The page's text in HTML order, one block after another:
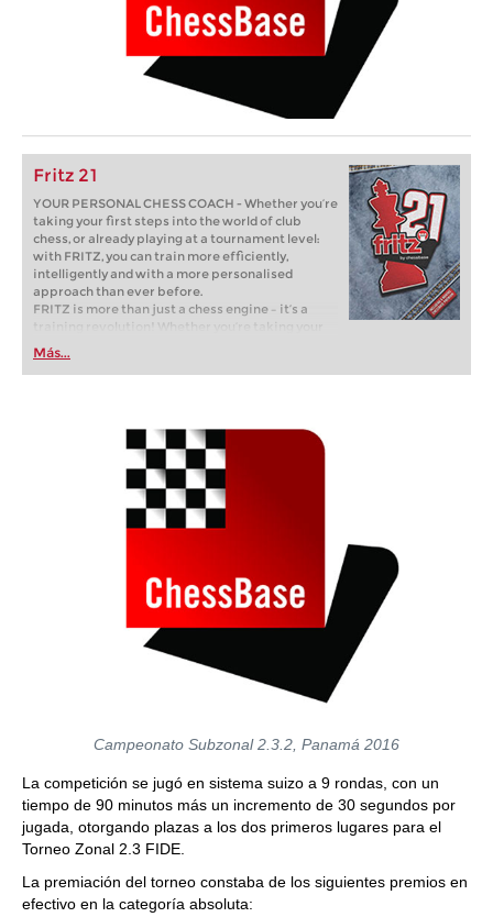
Fritz 21
YOUR PERSONAL CHESS COACH - Whether you’re
taking your first steps into the world of club
chess, or already playing at a tournament level:
with FRITZ, you can train more efficiently,
intelligently and with a more personalised
approach than ever before.
FRITZ is more than just a chess engine – it’s a
training revolution! Whether you’re taking your
first steps into the world of club chess, or already
playing at a tournament level: with FRITZ, you can
train more efficiently, intelligently and with a
Más...
Campeonato Subzonal 2.3.2, Panamá 2016
La competición se jugó en sistema suizo a 9 rondas, con un
tiempo de 90 minutos más un incremento de 30 segundos por
jugada, otorgando plazas a los dos primeros lugares para el
Torneo Zonal 2.3 FIDE.
La premiación del torneo constaba de los siguientes premios en
efectivo en la categoría absoluta: